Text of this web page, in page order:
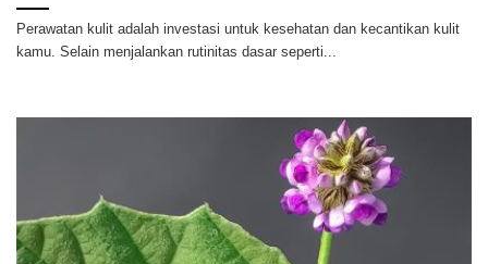
Perawatan kulit adalah investasi untuk kesehatan dan kecantikan kulit
kamu. Selain menjalankan rutinitas dasar seperti...